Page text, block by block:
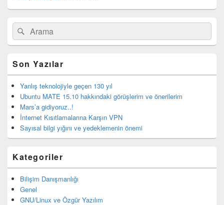
Birincil
bar
eklenti
Search
for:
Ara
Son Yazılar
Yanlış teknolojiyle geçen 130 yıl
Ubuntu MATE 15.10 hakkındaki görüşlerim ve önerilerim
Mars’a gidiyoruz..!
İnternet Kısıtlamalarına Karşın VPN
Sayısal bilgi yığını ve yedeklemenin önemi
Kategoriler
Bilişim Danışmanlığı
Genel
GNU/Linux ve Özgür Yazılım